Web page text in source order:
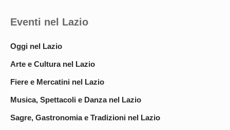
Eventi nel Lazio
Oggi nel Lazio
Arte e Cultura nel Lazio
Fiere e Mercatini nel Lazio
Musica, Spettacoli e Danza nel Lazio
Sagre, Gastronomia e Tradizioni nel Lazio